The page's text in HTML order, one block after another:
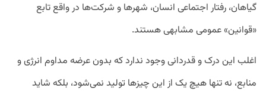
گیاهان، رفتار اجتماعی انسان، شهرها و شرکت‌ها در واقع تابع
«قوانین» عمومی مشابهی هستند.
اغلب این درک و قدردانی وجود ندارد که بدون عرضه مداوم انرژی و
منابع، نه تنها هیچ یک از این چیزها تولید نمی‌شود، بلکه شاید